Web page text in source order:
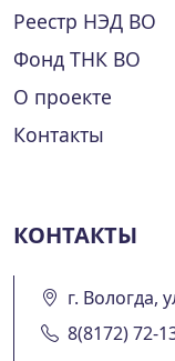
Реестр НЭД ВО
Фонд ТНК ВО
О проекте
Контакты
КОНТАКТЫ
г. Вологда,
8(8172) 72-